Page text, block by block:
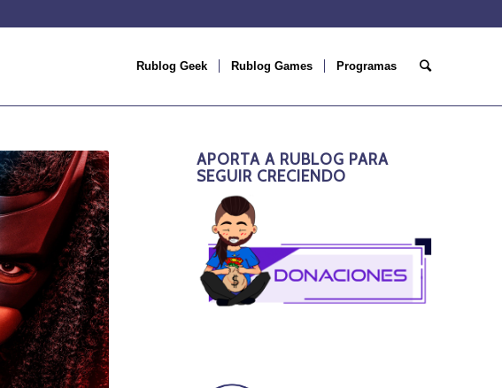
Rublog Geek Rublog Games Programas
APORTA A RUBLOG PARA
SEGUIR CRECIENDO